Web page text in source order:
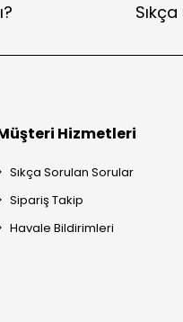
Hizmetleri
Sıkça Sorulan Sorular
Sipariş Takip
Havale Bildirimleri